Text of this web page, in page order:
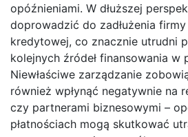
opóźnieniami. W dłuższej
doprowadzić do zadłużenia
kredytowej, co znacznie utrudni
kolejnych źródeł finansowania w
Niewłaściwe zarządzanie
również wpłynąć negatywnie na
czy partnerami biznesowymi –
płatnościach mogą skutkować